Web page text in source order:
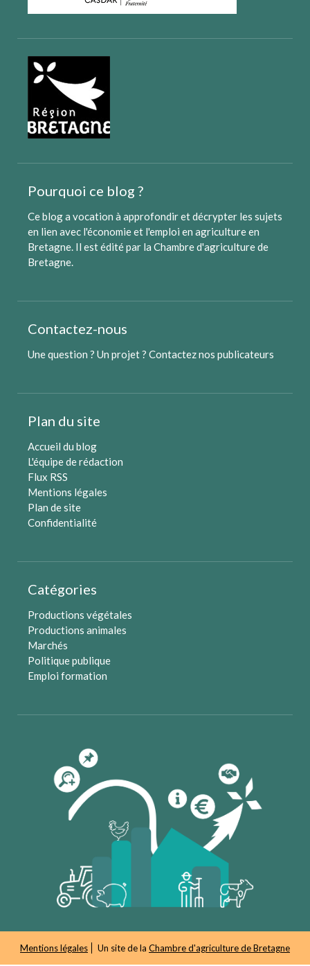
Pourquoi ce blog ?
Ce blog a vocation à approfondir et décrypter les sujets
en lien avec l'économie et l'emploi en agriculture en
Bretagne. Il est édité par la Chambre d'agriculture de
Bretagne.
Contactez-nous
Une question ? Un projet ? Contactez nos publicateurs
Plan du site
Accueil du blog
L'équipe de rédaction
Flux RSS
Mentions légales
Plan de site
Confidentialité
Catégories
Productions végétales
Productions animales
Marchés
Politique publique
Emploi formation
Mentions légales Un site de la Chambre d'agriculture de Bretagne